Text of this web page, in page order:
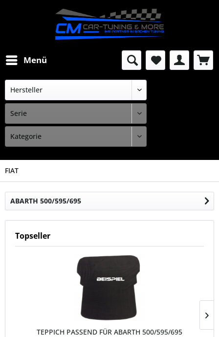
Menü
FIAT
ABARTH 500/595/695
Topseller
TEPPICH PASSEND FÜR ABARTH 500/595/695